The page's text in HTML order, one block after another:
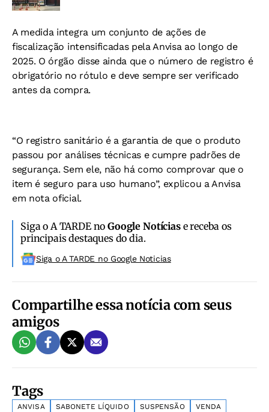
A medida integra um conjunto de ações de
fiscalização intensificadas pela Anvisa ao longo de
2025. O órgão disse ainda que o número de registro é
obrigatório no rótulo e deve sempre ser verificado
antes da compra.
“O registro sanitário é a garantia de que o produto
passou por análises técnicas e cumpre padrões de
segurança. Sem ele, não há como comprovar que o
item é seguro para uso humano”, explicou a Anvisa
em nota oficial.
Siga o A TARDE noGoogle Notíciase receba os
principais destaques do dia.
Siga o A TARDE no Google Noticias
Compartilhe essa notícia com seus
amigos
Tags
ANVISA SABONETE LÍQUIDO SUSPENSÃO VENDA